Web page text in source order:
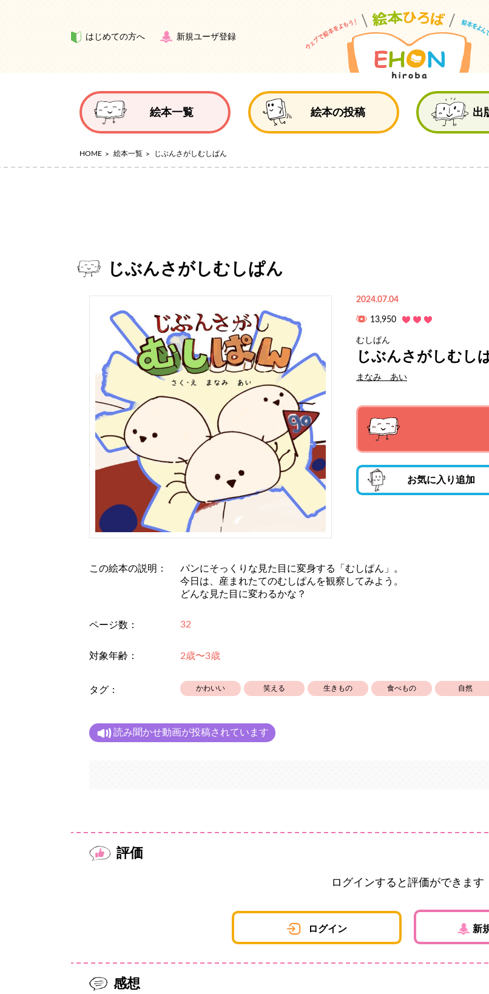
はじめての方へ 新規ユーザ登録
絵本一覧 絵本の投稿 出
HOME 絵本一覧 じぶんさがしむしぱん
じぶんさがしむしぱん
2024.07.04
13,950
むしぱん
じぶんさがしむし
まなみ あい
お気に入り追加
この絵本の説明：
パンにそっくりな見た目に変身する「むしぱん」。
今日は、産まれたてのむしぱんを観察してみよう。
どんな見た目に変わるかな？
ページ数： 32
対象年齢： 2歳〜3歳
タグ： かわいい 笑える 生きもの 食べもの 自然
読み聞かせ動画が投稿されています
評価
ログインすると評価ができます
ログイン 新
感想